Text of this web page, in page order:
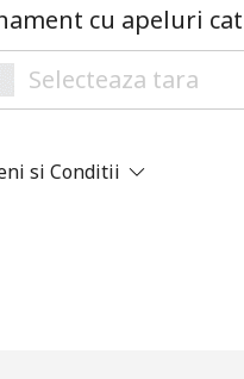
Un numar
Un
Ramai
cu apeluri
si Conditii